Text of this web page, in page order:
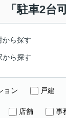
「駐車2台
から探す
から探す
ョン 戸建
店舗 事